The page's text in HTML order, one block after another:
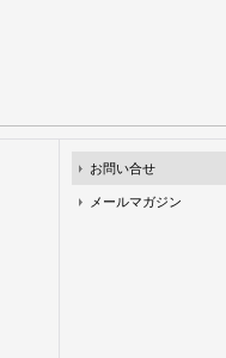
お問い合せ
メールマガジン